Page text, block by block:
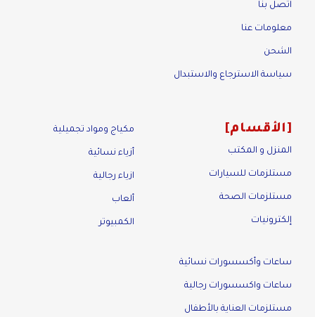
اتصل بنا
معلومات عنا
الشحن
سياسة الاسترجاع والاستبدال
الأقسام
المنزل و المكتب
مستلزمات للسيارات
مستلزمات الصحة
إلكترونيات
مكياج ومواد تجميلية
أزياء نسائية
ازياء رجالية
ألعاب
الكمبيوتر
ساعات وأكسسورات نسائية
ساعات واكسسورات رجالية
مستلزمات العناية بالأطفال